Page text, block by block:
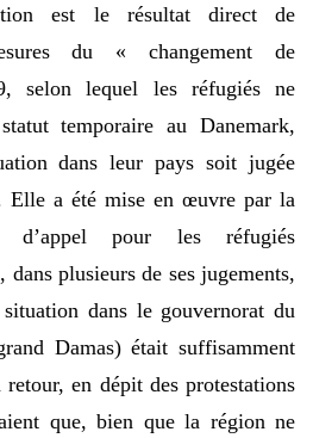
est le résultat direct de
du « changement de
selon lequel les réfugiés ne
temporaire au Danemark,
dans leur pays soit jugée
Elle a été mise en œuvre par la
d’appel pour les réfugiés
plusieurs de ses jugements,
dans le gouvernorat du
Damas) était suffisamment
en dépit des protestations
que, bien que la région ne